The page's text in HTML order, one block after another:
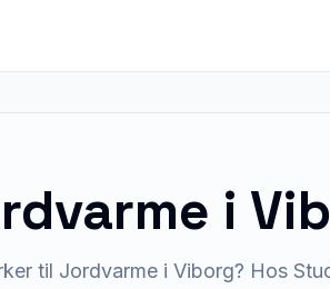
i
til Jordvarme i Viborg? Hos